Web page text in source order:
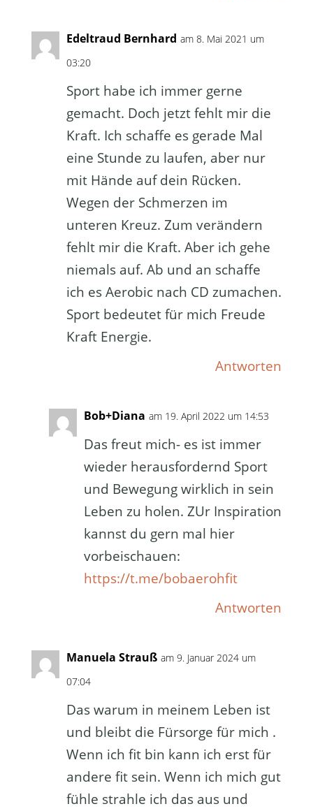
Edeltraud Bernhard am 8. Mai 2021 um
03:20
Sport habe ich immer gerne
gemacht. Doch jetzt fehlt mir die
Kraft. Ich schaffe es gerade Mal
eine Stunde zu laufen, aber nur
mit Hände auf dein Rücken.
Wegen der Schmerzen im
unteren Kreuz. Zum verändern
fehlt mir die Kraft. Aber ich gehe
niemals auf. Ab und an schaffe
ich es Aerobic nach CD zumachen.
Sport bedeutet für mich Freude
Kraft Energie.
Antworten
Bob+Diana am 19. April 2022 um 14:53
Das freut mich- es ist immer
wieder herausfordernd Sport
und Bewegung wirklich in sein
Leben zu holen. ZUr Inspiration
kannst du gern mal hier
vorbeischauen:
https://t.me/bobaerohfit
Antworten
Manuela Strauß am 9. Januar 2024 um
07:04
Das warum in meinem Leben ist
und bleibt die Fürsorge für mich .
Wenn ich fit bin kann ich erst für
andere fit sein. Wenn ich mich gut
fühle strahle ich das aus und